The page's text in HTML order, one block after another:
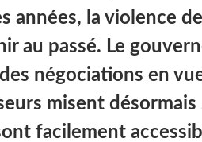
années, la violence
au passé. Le
négociations en
misent
facilement